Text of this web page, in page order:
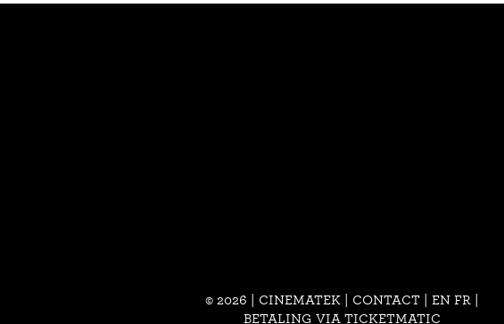
© 2026 | CINEMATEK | CONTACT| EN FR
BETALING VIA TICKETMATIC